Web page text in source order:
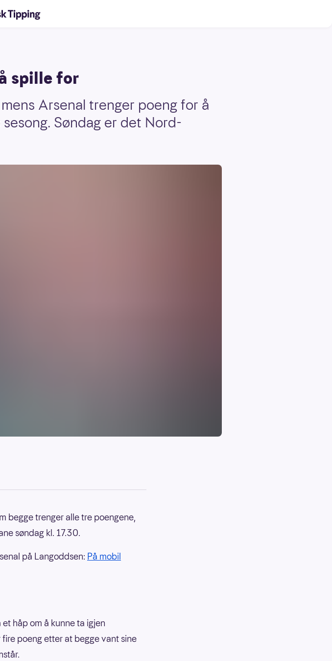
spille for
Arsenal trenger poeng for å
Søndag er det Nord-
begge trenger alle tre poengene,
søndag kl. 17.30.
på Langoddsen: På mobil
håp om å kunne ta igjen
poeng etter at begge vant sine